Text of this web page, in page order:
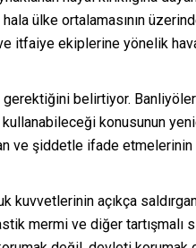
ülke ortalamasının
itfaiye ekiplerine yönelik
gerektiğini belirtiyor.
konusunun
ve şiddetle ifade etmelerinin
açıkça
mermi ve diğer tartışmalı